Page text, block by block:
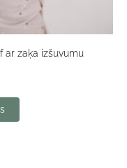
ar zaķa izšuvumu